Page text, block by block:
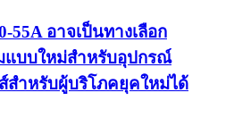
55A อาจเป็นทางเลือก
แบบใหม่สำหรับอุปกรณ์
สำหรับผู้บริโภคยุคใหม่ได้